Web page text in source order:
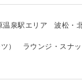
温泉駅エリア 波松・
） ラウンジ・スナッ